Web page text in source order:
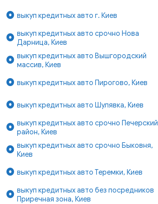
выкуп кредитных авто г. Киев
выкуп кредитных авто срочно Нова
Дарница, Киев
выкуп кредитных авто Вышгородский
массив, Киев
выкуп кредитных авто Пирогово, Киев
выкуп кредитных авто Шулявка, Киев
выкуп кредитных авто срочно Печерский
район, Киев
выкуп кредитных авто срочно Быковня,
Киев
выкуп кредитных авто Теремки, Киев
выкуп кредитных авто без посредников
Приречная зона, Киев